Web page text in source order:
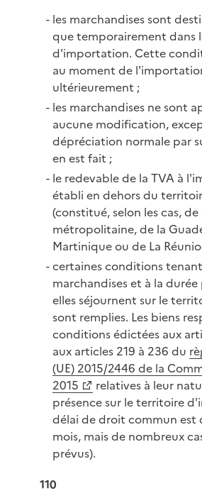
les marchandises sont
que temporairement dans
d'importation. Cette
au moment de
ultérieurement ;
les marchandises ne sont
aucune modification,
dépréciation normale par
en est fait ;
le redevable de la TVA à
établi en dehors du
(constitué, selon les cas, de
métropolitaine, de la
Martinique ou de La
certaines conditions
marchandises et à la
elles séjournent sur le
sont remplies. Les biens
conditions édictées aux
aux articles 219 à 236 du
(UE) 2015/2446 de la
2015
relatives à leur
présence sur le territoire
délai de droit commun est
mois, mais de nombreux
prévus).
110